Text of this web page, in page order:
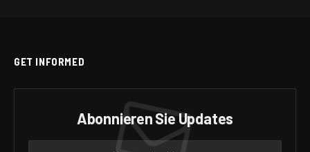
GET INFORMED
Abonnieren Sie Updates